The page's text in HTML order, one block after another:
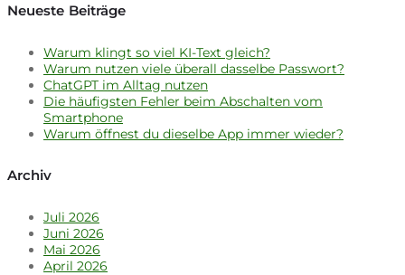
Neueste Beiträge
Warum klingt so viel KI-Text gleich?
Warum nutzen viele überall dasselbe Passwort?
ChatGPT im Alltag nutzen
Die häufigsten Fehler beim Abschalten vom
Smartphone
Warum öffnest du dieselbe App immer wieder?
Archiv
Juli 2026
Juni 2026
Mai 2026
April 2026